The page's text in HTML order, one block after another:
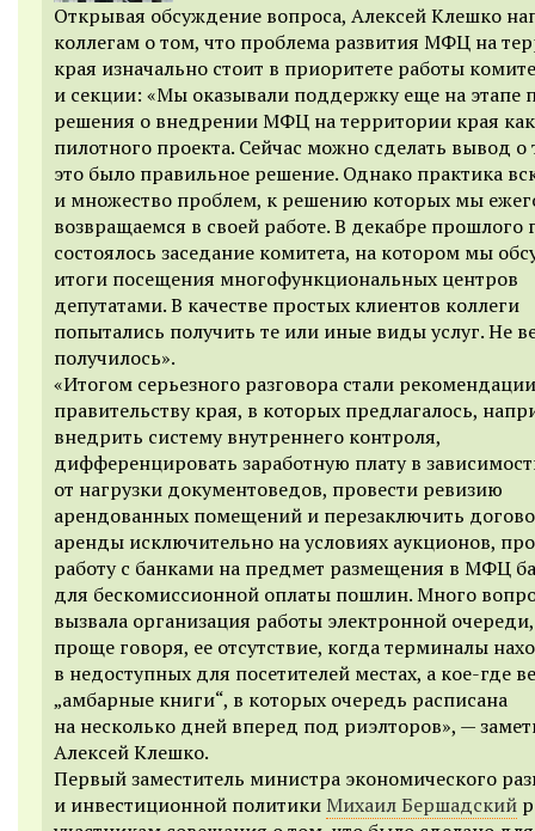
Открывая обсуждение вопроса, Алексей Клешко
коллегам о том, что проблема развития МФЦ на
края изначально стоит в приоритете работы
и секции: «Мы оказывали поддержку еще на этапе
решения о внедрении МФЦ на территории края как
пилотного проекта. Сейчас можно сделать вывод о
это было правильное решение. Однако практика
и множество проблем, к решению которых мы
возвращаемся в своей работе. В декабре прошлого
состоялось заседание комитета, на котором мы
итоги посещения многофункциональных центров
депутатами. В качестве простых клиентов коллеги
попытались получить те или иные виды услуг. Не
получилось».
«Итогом серьезного разговора стали
правительству края, в которых предлагалось,
внедрить систему внутреннего контроля,
дифференцировать заработную плату в
от нагрузки документоведов, провести ревизию
арендованных помещений и перезаключить
аренды исключительно на условиях аукционов,
работу с банками на предмет размещения в МФЦ
для бескомиссионной оплаты пошлин. Много
вызвала организация работы электронной
проще говоря, ее отсутствие, когда терминалы
в недоступных для посетителей местах, а кое-где
„амбарные книги“, в которых очередь расписана
на несколько дней вперед под риэлторов», —
Алексей Клешко.
Первый заместитель министра экономического
и инвестиционной политики Михаил Бершадский